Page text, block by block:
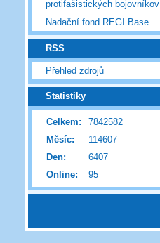
protifašistických bojovníkov
Nadační fond REGI Base
RSS
Přehled zdrojů
Statistiky
Online: 95
Celkem:
7842582
Měsíc:
114607
Den:
6407